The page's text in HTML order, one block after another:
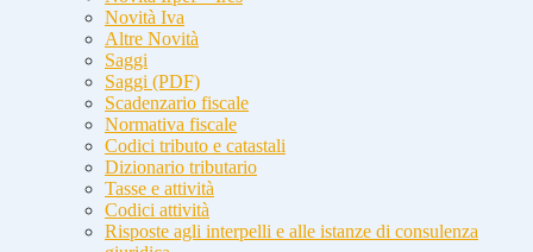
Novità Iva
Altre Novità
Saggi
Saggi (PDF)
Scadenzario fiscale
Normativa fiscale
Codici tributo e catastali
Dizionario tributario
Tasse e attività
Codici attività
Risposte agli interpelli e alle istanze di consulenza